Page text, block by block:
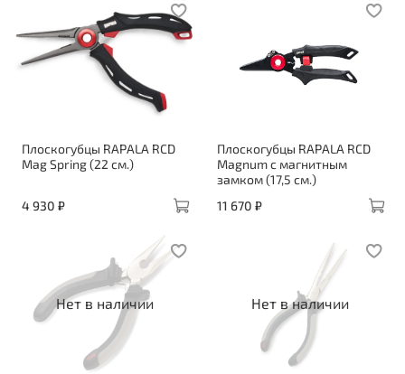
Плоскогубцы RAPALA RCD
Mag Spring (22 см.)
4 930 ₽
Плоскогубцы RAPALA RCD
Magnum c магнитным
замком (17,5 см.)
11 670 ₽
Нет в наличии Нет в наличии